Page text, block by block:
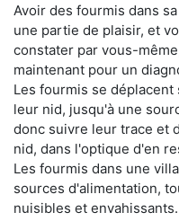
Avoir des fourmis dans
une partie de plaisir, et
constater par vous-
maintenant pour un
Les fourmis se
leur nid, jusqu'à une
donc suivre leur trace et
nid, dans l'optique d'en
Les fourmis dans une
sources d'alimentation,
nuisibles et envahissants.